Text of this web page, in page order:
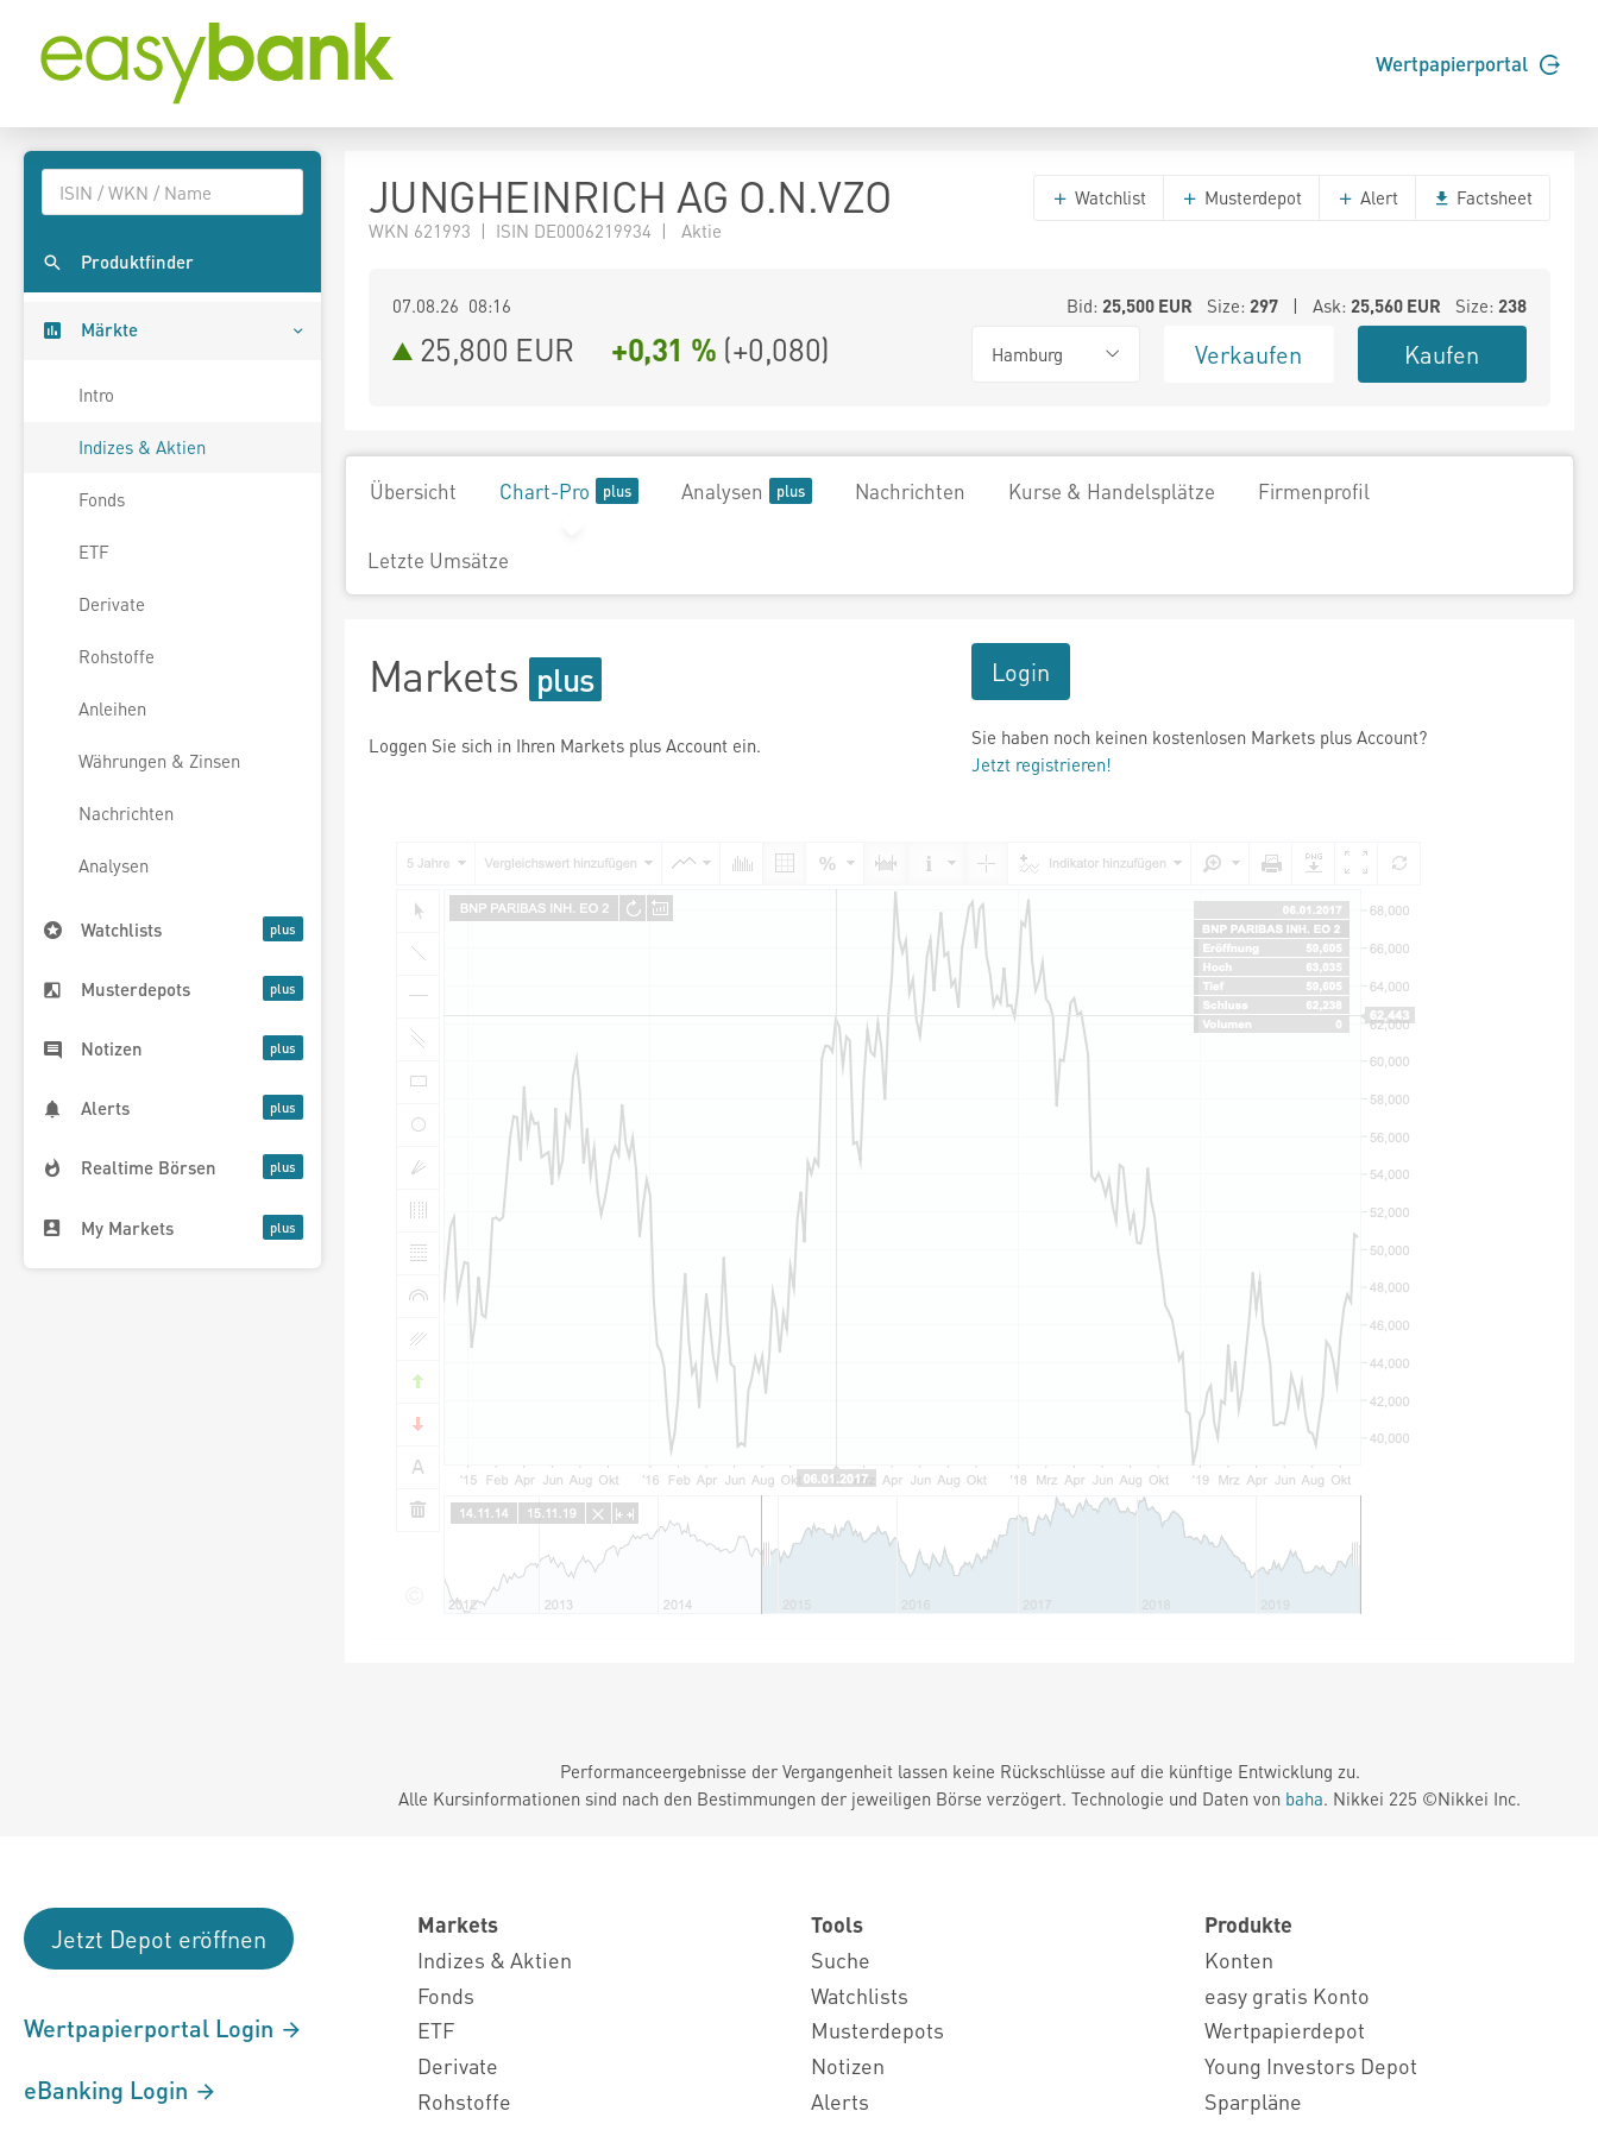
Wertpapierportal
Produktfinder
Märkte
Intro
Indizes & Aktien
Fonds
ETF
Derivate
Rohstoffe
Anleihen
Währungen & Zinsen
Nachrichten
Analysen
Watchlists
Musterdepots
Notizen
Alerts
Realtime Börsen
My Markets
JUNGHEINRICH AG O.N.VZO
WKN 621993 | ISIN DE0006219934 | Aktie
Watchlist Musterdepot Alert Factsheet
07.08.26 08:16 Bid: 25,500EUR Size: 297| Ask: 25,560EUR Size: 238
25,800 EUR +0,31 % (+0,080) Hamburg Verkaufen Kaufen
Übersicht Chart-Pro Analysen Nachrichten Kurse & Handelsplätze Firmenprofil
Letzte Umsätze
Markets
Loggen Sie sich in Ihren Markets plus Account ein.
Login
Sie haben noch keinen kostenlosen Markets plus Account?
Jetzt registrieren!
Performanceergebnisse der Vergangenheit lassen keine Rückschlüsse auf die künftige Entwicklung zu.
Alle Kursinformationen sind nach den Bestimmungen der jeweiligen Börse verzögert. Technologie und Daten von baha. Nikkei 225 ©Nikkei Inc.
Jetzt Depot eröffnen
Wertpapierportal Login
eBanking Login
Markets
Indizes & Aktien
Fonds
ETF
Derivate
Rohstoffe
Tools
Suche
Watchlists
Musterdepots
Notizen
Alerts
Produkte
Konten
easy gratis Konto
Wertpapierdepot
Young Investors Depot
Sparpläne